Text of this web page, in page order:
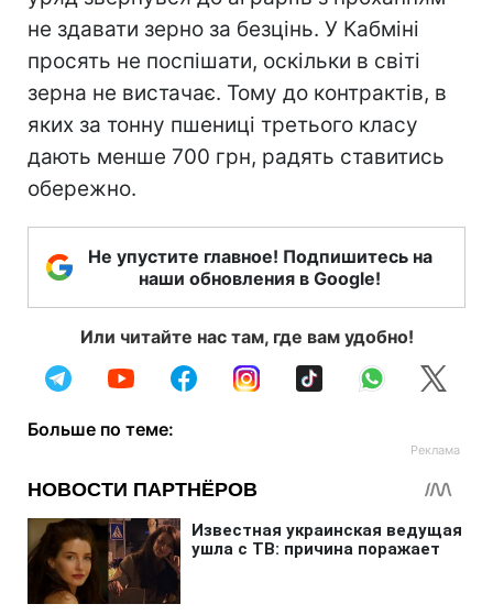
не здавати зерно за безцінь. У Кабміні
просять не поспішати, оскільки в світі
зерна не вистачає. Тому до контрактів, в
яких за тонну пшениці третього класу
дають менше 700 грн, радять ставитись
обережно.
Не упустите главное! Подпишитесь на
наши обновления в Google!
Или читайте нас там, где вам удобно!
Больше по теме: